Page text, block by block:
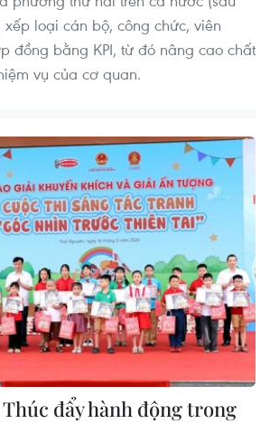
loại cán bộ, công chức, viên
đồng bằng KPI, từ đó nâng cao chất
vụ của cơ quan.
đẩy hành động trong